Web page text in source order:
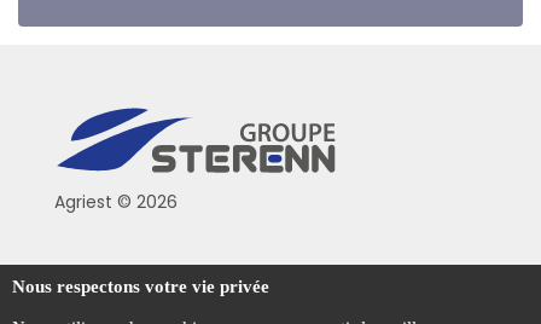
Agriest © 2026
Conditions générales de vente
Mentions légales
Nous respectons votre vie privée